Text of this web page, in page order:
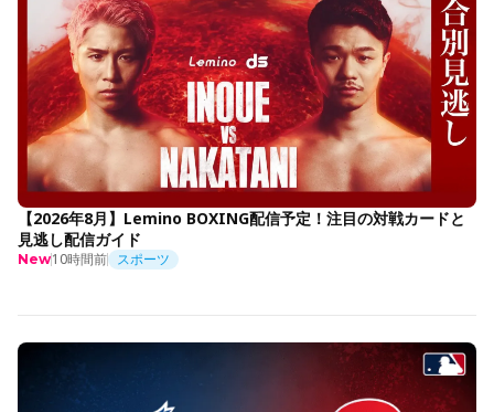
【2026年8月】Lemino BOXING配信予定！注目の対戦カードと
見逃し配信ガイド
New10時間前 スポーツ